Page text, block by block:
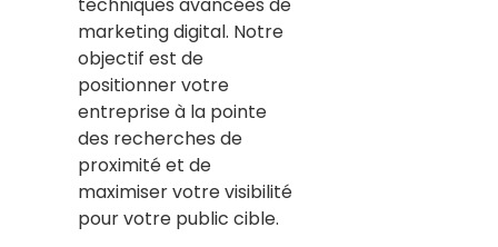
techniques avancées de
marketing digital. Notre
objectif est de
positionner votre
entreprise à la pointe
des recherches de
proximité et de
maximiser votre visibilité
pour votre public cible.